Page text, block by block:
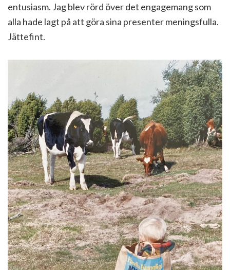
entusiasm. Jag blev rörd över det engagemang som
alla hade lagt på att göra sina presenter meningsfulla.
Jättefint.